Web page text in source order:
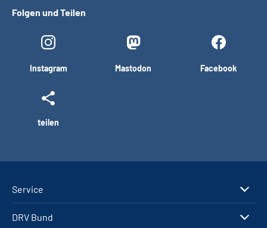
Folgen und Teilen
Instagram Mastodon Facebook
teilen
Service
DRV Bund